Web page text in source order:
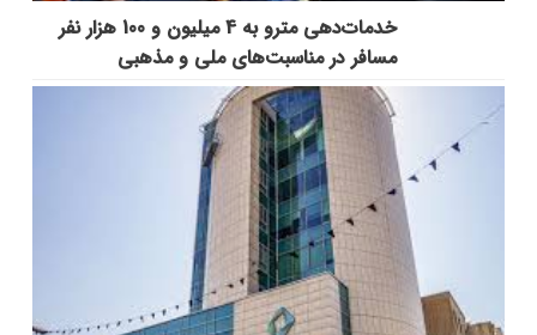
خدمات‌دهي مترو به 4 ميليون و 100 هزار نفر
مسافر در مناسبت‌هاي ملي و مذهبي